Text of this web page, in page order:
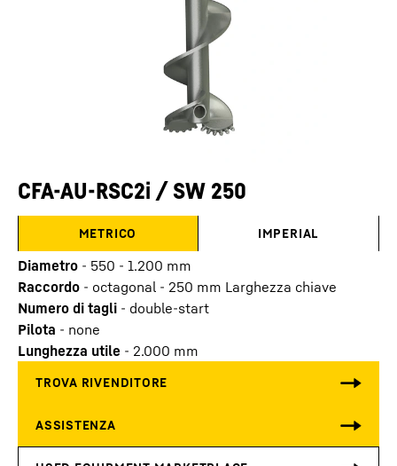
CFA-AU-RSC2i / SW 250
METRICO IMPERIAL
Diametro - 550 - 1.200 mm
Raccordo - octagonal - 250 mm Larghezza chiave
Numero di tagli - double-start
Pilota - none
Lunghezza utile - 2.000 mm